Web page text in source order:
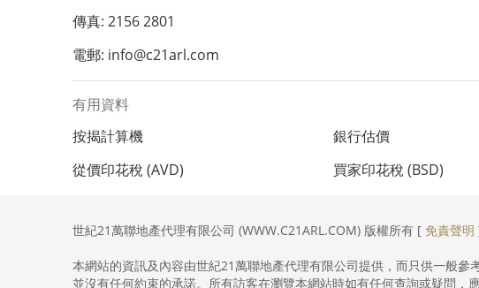
傳真: 2156 2801
電郵: info@c21arl.com
有用資料
按揭計算機
銀行估價
從價印花稅 (AVD)
買家印花稅 (BSD)
世紀21萬聯地產代理有限公司 (WWW.C21ARL.COM) 版權所有 [ 免責聲明
本網站的資訊及內容由世紀21萬聯地產代理有限公司提供，而只供一般
並沒有任何約束的承諾。所有訪客在瀏覽本網站時如有任何查詢或疑問，